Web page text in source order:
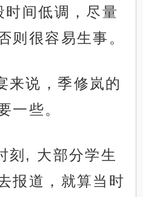
间低调，尽量
则很容易生事。
来说，季修岚的
一些。
刻, 大部分学生
报道，就算当时